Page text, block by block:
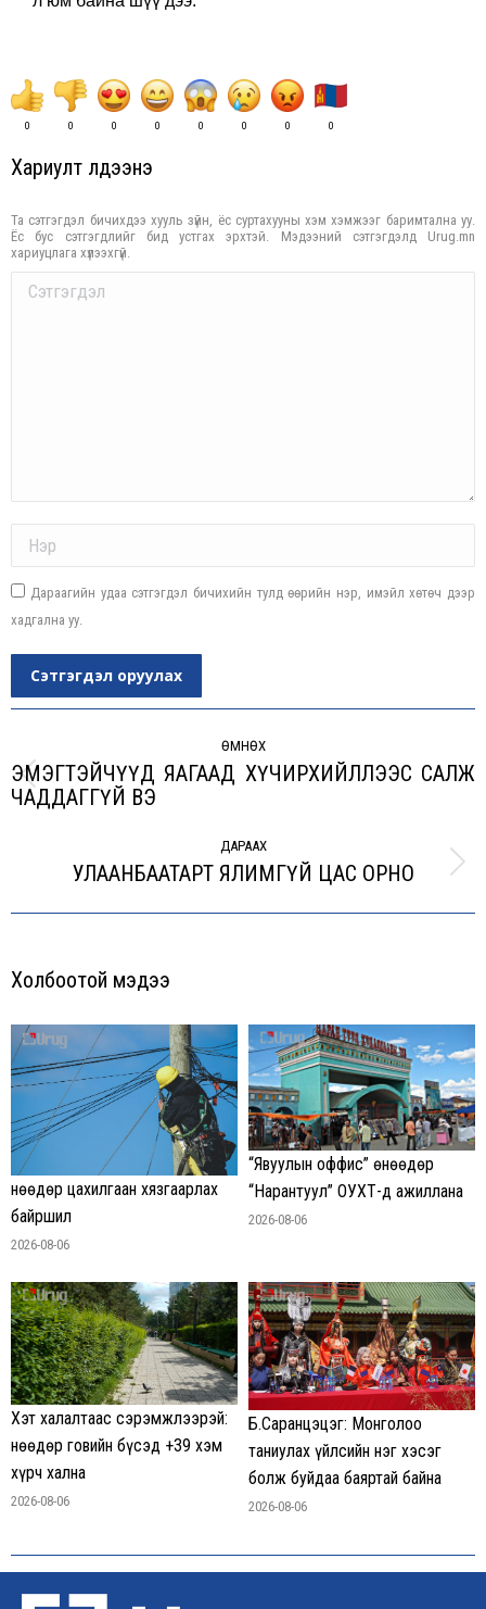
0 0 0 0 0 0 0 0
Хариулт үлдээнэ үү
Та сэтгэгдэл бичихдээ хууль зүйн, ёс суртахууны хэм хэмжээг баримтална уу.
Ёс бус сэтгэгдлийг бид устгах эрхтэй. Мэдээний сэтгэгдэлд Urug.mn
хариуцлага хүлээхгүй.
Comment
Дараагийн удаа сэтгэгдэл бичихийн тулд өөрийн нэр, имэйл хөтөч дээр
хадгална уу.
Сэтгэгдэл оруулах
ӨМНӨХ
Previous
ЭМЭГТЭЙЧҮҮД ЯАГААД ХҮЧИРХИЙЛЛЭЭС САЛЖ
ЧАДДАГГҮЙ ВЭ
ДАРААХ
Next
УЛААНБААТАРТ ЯЛИМГҮЙ ЦАС ОРНО
Холбоотой мэдээ
Өнөөдөр цахилгаан хязгаарлах
байршил
2026-08-06
“Явуулын оффис” өнөөдөр
“Нарантуул” ОУХТ-д ажиллана
2026-08-06
Хэт халалтаас сэрэмжлээрэй:
Өнөөдөр говийн бүсэд +39 хэм
хүрч хална
2026-08-06
Б.Саранцэцэг: Монголоо
таниулах үйлсийн нэг хэсэг
болж буйдаа баяртай байна
2026-08-06